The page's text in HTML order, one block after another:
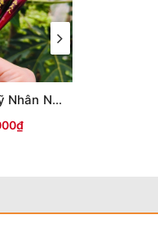
Phao đèn Mỹ Nhân Ngư M8DN